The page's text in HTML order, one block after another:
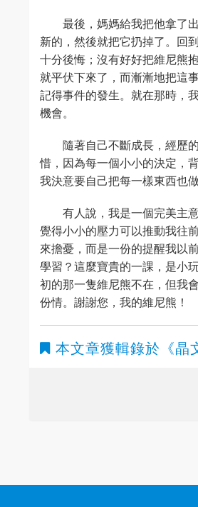
最後，媽媽給我把他拿了
新的，然後就把它扔掉了。回
十分後悔；沒有好好把維尼熊
就平伏下來了，而漸漸地把這
記得事件的發生。就在那時，
機會。
隨著自己不斷成長，經歷
惜，因為每一個小小的決定，
我決意要自己把每一樣東西也做
有人說，我是一個完美主
覺得小小的壓力可以推動我往
來擔憂，而是一份的提醒我以
學習？這麼寶貴的一課，是小
初的那一隻維尼熊不在，但我
份情。謝謝您，我的維尼熊！
本文章獲輯錄於 《